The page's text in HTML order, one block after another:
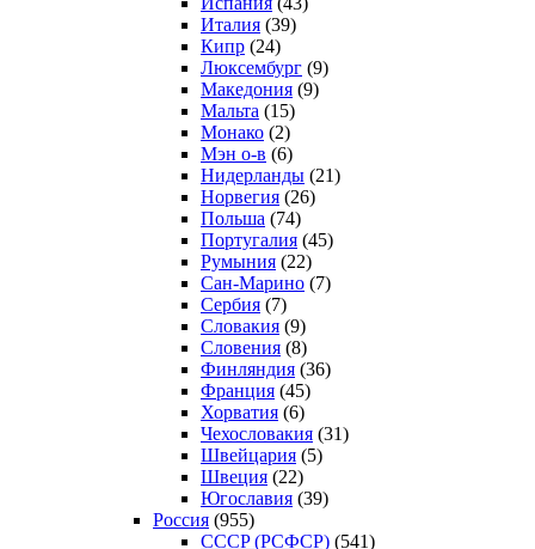
Италия (39)
Кипр (24)
Люксембург (9)
Македония (9)
Мальта (15)
Монако (2)
Мэн о-в (6)
Нидерланды (21)
Норвегия (26)
Польша (74)
Португалия (45)
Румыния (22)
Сан-Марино (7)
Сербия (7)
Словакия (9)
Словения (8)
Финляндия (36)
Франция (45)
Хорватия (6)
Чехословакия (31)
Швейцария (5)
Швеция (22)
Югославия (39)
Россия (955)
CCCP (РСФСР) (541)